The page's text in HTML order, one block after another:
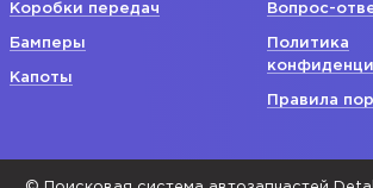
Коробки передач
Бамперы
Капоты
Вопрос-
Политика
Правила